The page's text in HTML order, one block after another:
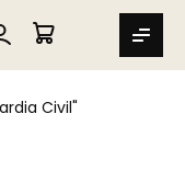
MIN VARUKORG
Civil"